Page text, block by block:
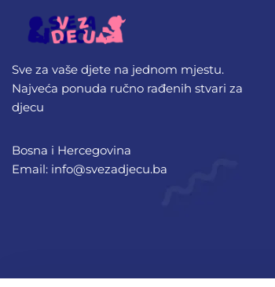
Sve za vaše djete na jednom mjestu.
Najveća ponuda ručno rađenih stvari za
djecu
Bosna i Hercegovina
Email: info@svezadjecu.ba